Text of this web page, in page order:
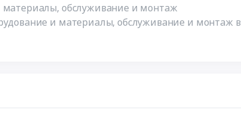
материалы, обслуживание и монтаж
и материалы, обслуживание и монтаж в